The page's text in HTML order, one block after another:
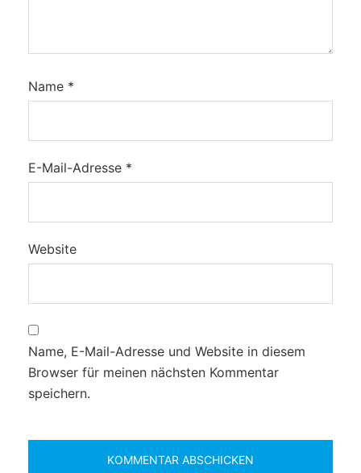
Name *
E-Mail-Adresse *
Website
Name, E-Mail-Adresse und Website in diesem
Browser für meinen nächsten Kommentar
speichern.